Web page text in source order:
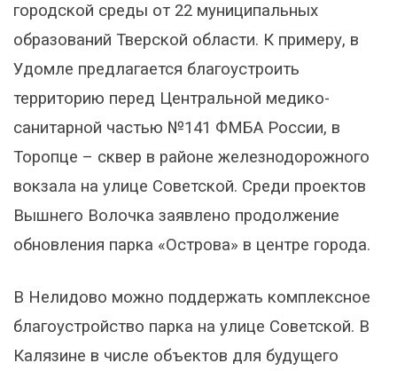
городской среды от 22 муниципальных
образований Тверской области. К примеру, в
Удомле предлагается благоустроить
территорию перед Центральной медико-
санитарной частью №141 ФМБА России, в
Торопце – сквер в районе железнодорожного
вокзала на улице Советской. Среди проектов
Вышнего Волочка заявлено продолжение
обновления парка «Острова» в центре города.
В Нелидово можно поддержать комплексное
благоустройство парка на улице Советской. В
Калязине в числе объектов для будущего